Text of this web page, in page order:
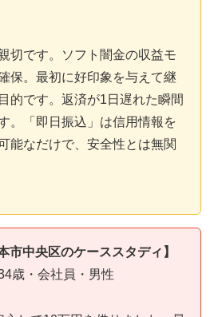
切です。ソフト闇金の収益モ
保。最初に好印象を与えて継
的です。返済が1日遅れた瞬間
。「即日振込」は信用情報を
能なだけで、安全性とは無関
中央区のケーススタディ】
歳・会社員・男性